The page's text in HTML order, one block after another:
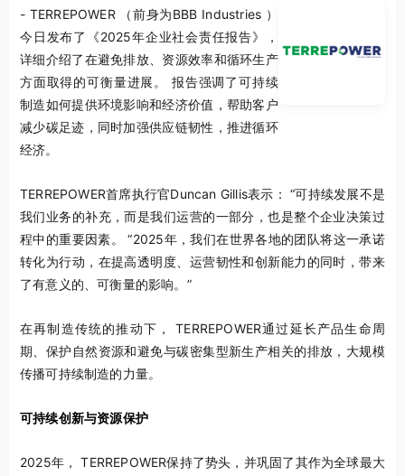
- TERREPOWER （前身为BBB Industries ）
今日发布了《2025年企业社会责任报告》，
详细介绍了在避免排放、资源效率和循环生产
方面取得的可衡量进展。 报告强调了可持续
制造如何提供环境影响和经济价值，帮助客户
减少碳足迹，同时加强供应链韧性，推进循环
经济。
TERREPOWER首席执行官Duncan Gillis表示： “可持续发展不是
我们业务的补充，而是我们运营的一部分，也是整个企业决策过
程中的重要因素。 “2025年，我们在世界各地的团队将这一承诺
转化为行动，在提高透明度、运营韧性和创新能力的同时，带来
了有意义的、可衡量的影响。”
在再制造传统的推动下， TERREPOWER通过延长产品生命周
期、保护自然资源和避免与碳密集型新生产相关的排放，大规模
传播可持续制造的力量。
可持续创新与资源保护
2025年， TERREPOWER保持了势头，并巩固了其作为全球最大